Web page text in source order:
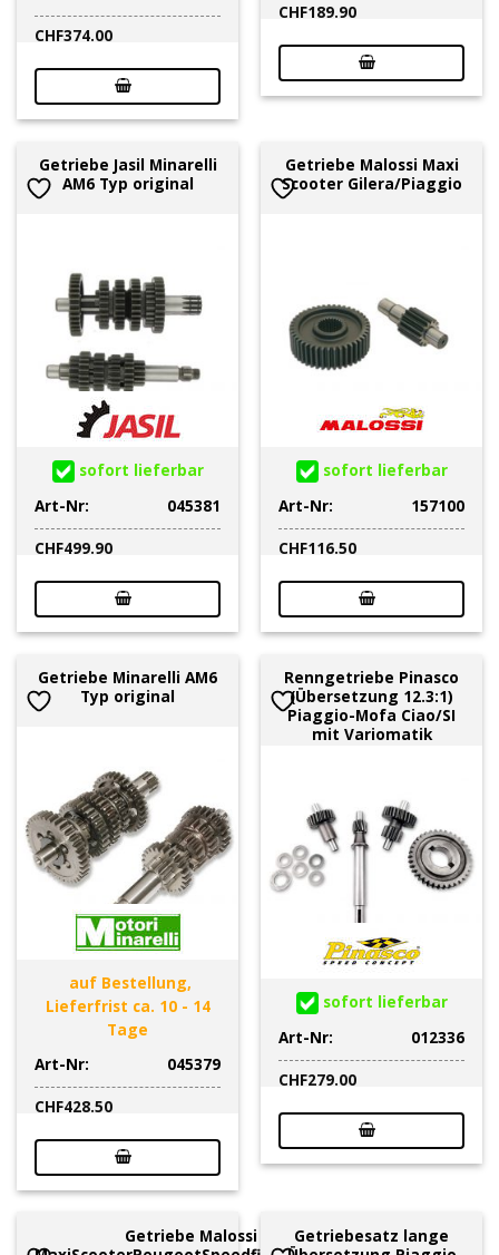
CHF374.00
CHF189.90
Getriebe Jasil Minarelli
AM6 Typ original
sofort lieferbar
Art-Nr:
045381
CHF499.90
Getriebe Malossi Maxi
Scooter Gilera/Piaggio
sofort lieferbar
Art-Nr:
157100
CHF116.50
Getriebe Minarelli AM6
Typ original
auf Bestellung,
Lieferfrist ca. 10 - 14
Tage
Art-Nr:
045379
CHF428.50
Renngetriebe Pinasco
(Übersetzung 12.3:1)
Piaggio-Mofa Ciao/SI
mit Variomatik
sofort lieferbar
Art-Nr:
012336
CHF279.00
Getriebe Malossi
Getriebesatz lange